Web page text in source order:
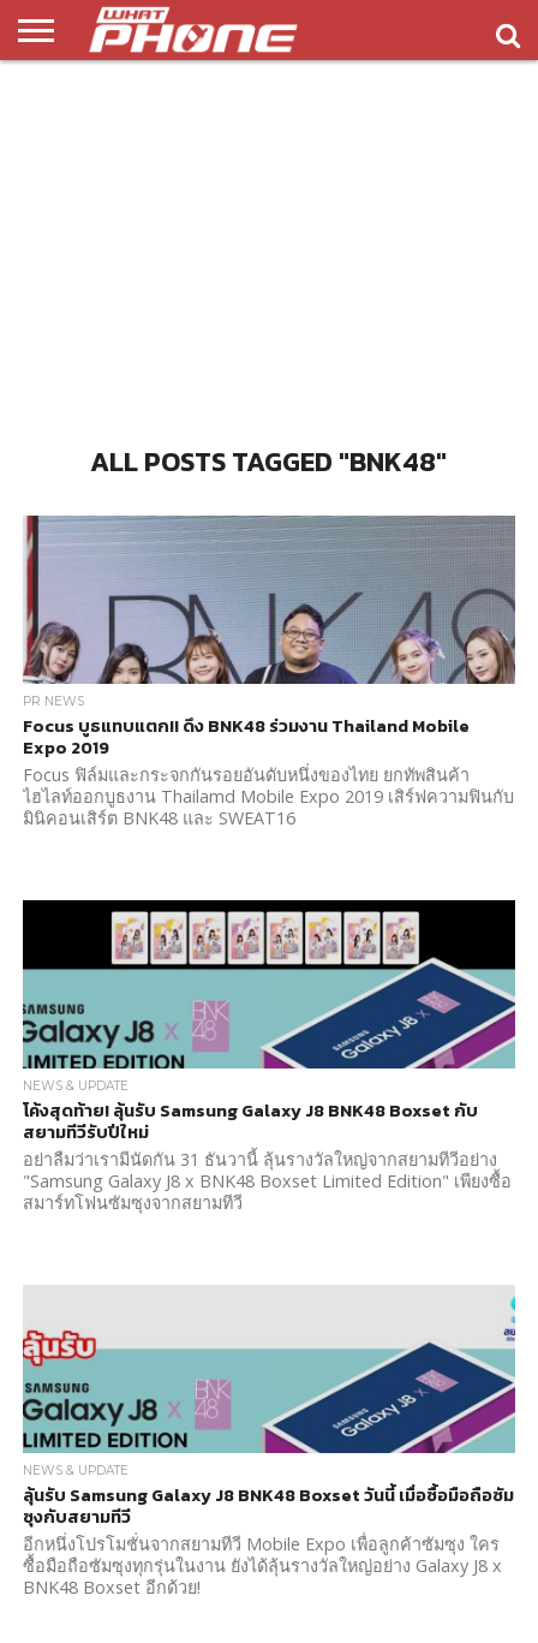
ALL POSTS TAGGED "BNK48"
PR NEWS
Focus บูธแทบแตก!! ดึง BNK48 ร่วมงาน Thailand Mobile
Expo 2019
Focus ฟิล์มและกระจกกันรอยอันดับหนึ่งของไทย ยกทัพสินค้า
ไฮไลท์ออกบูธงาน Thailamd Mobile Expo 2019 เสิร์ฟความฟินกับ
มินิคอนเสิร์ต BNK48 และ SWEAT16
NEWS & UPDATE
โค้งสุดท้าย! ลุ้นรับ Samsung Galaxy J8 BNK48 Boxset กับ
สยามทีวีรับปีใหม่
อย่าลืมว่าเรามีนัดกัน 31 ธันวานี้ ลุ้นรางวัลใหญ่จากสยามทีวีอย่าง
"Samsung Galaxy J8 x BNK48 Boxset Limited Edition" เพียงซื้อ
สมาร์ทโฟนซัมซุงจากสยามทีวี
NEWS & UPDATE
ลุ้นรับ Samsung Galaxy J8 BNK48 Boxset วันนี้ เมื่อซื้อมือถือซัม
ซุงกับสยามทีวี
อีกหนึ่งโปรโมชั่นจากสยามทีวี Mobile Expo เพื่อลูกค้าซัมซุง ใคร
ซื้อมือถือซัมซุงทุกรุ่นในงาน ยังได้ลุ้นรางวัลใหญ่อย่าง Galaxy J8 x
BNK48 Boxset อีกด้วย!